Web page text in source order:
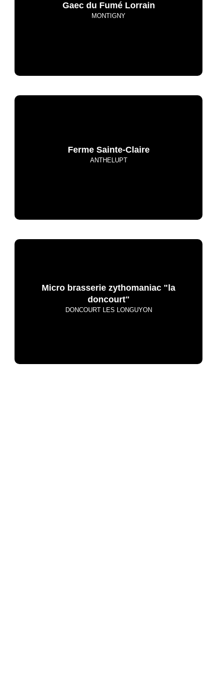
Gaec du Fumé Lorrain
MONTIGNY
Ferme Sainte-Claire
ANTHELUPT
Micro brasserie zythomaniac "la
doncourt"
DONCOURT LES LONGUYON